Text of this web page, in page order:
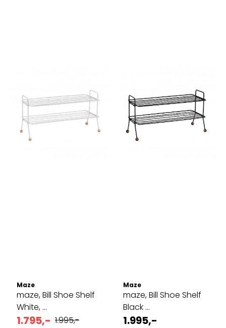
Maze
maze, Bill Shoe Shelf
White, ...
1.795,- 1.995,-
Maze
maze, Bill Shoe Shelf
Black ...
1.995,-